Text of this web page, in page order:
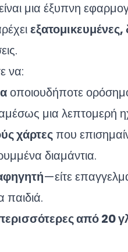
μια έξυπνη
εξατομικευμένες,
να:
οποιουδήποτε
μια λεπτομερή
χάρτεςπου
διαμάντια.
—είτε
παιδιά.
από 20